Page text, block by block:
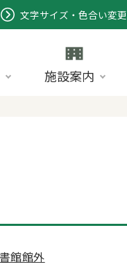
文字サイズ・色合い変更
施設案内
館館外